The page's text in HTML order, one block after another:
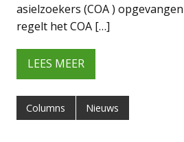
asielzoekers (COA )
regelt het COA […]
LEES MEER
Columns Nieuws